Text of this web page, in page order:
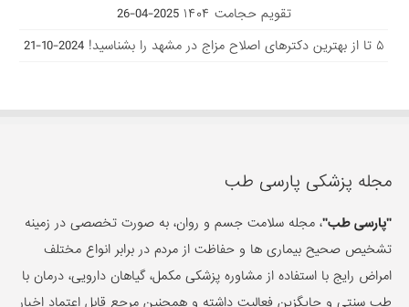
تقویم حجامت ۱۴۰۴
2025-04-26
۵ تا از بهترین دکتر‌های اصلاح مزاج در مشهد را بشناسید!
2024-10-21
مجله پزشکی پارسی طب
"پارسی طب"، مجله سلامت جسم و روان، به صورت تخصصی در زمینه
تشخیص صحیح بیماری ها و حفاظت از مردم در برابر انواع مختلف
امراض رایج با استفاده از مشاوره پزشکی مکمل، گیاهان دارویی، درمان با
طب سنتی و جایگزین فعالیت داشته و همچنین مرجع قابل اعتماد اخبار